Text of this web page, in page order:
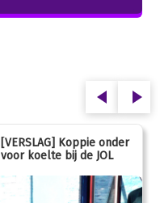
[VERSLAG] Koppie onder
voor koelte bij de JOL